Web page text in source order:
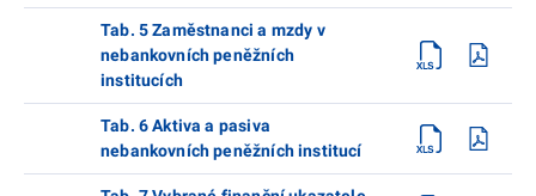
Tab. 5 Zaměstnanci a mzdy v
nebankovních peněžních
institucích
Tab. 6 Aktiva a pasiva
nebankovních peněžních institucí